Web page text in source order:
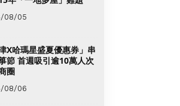
08/05
津X哈瑪星盛夏優惠券」串
節 首週吸引逾10萬人次
圈
08/06